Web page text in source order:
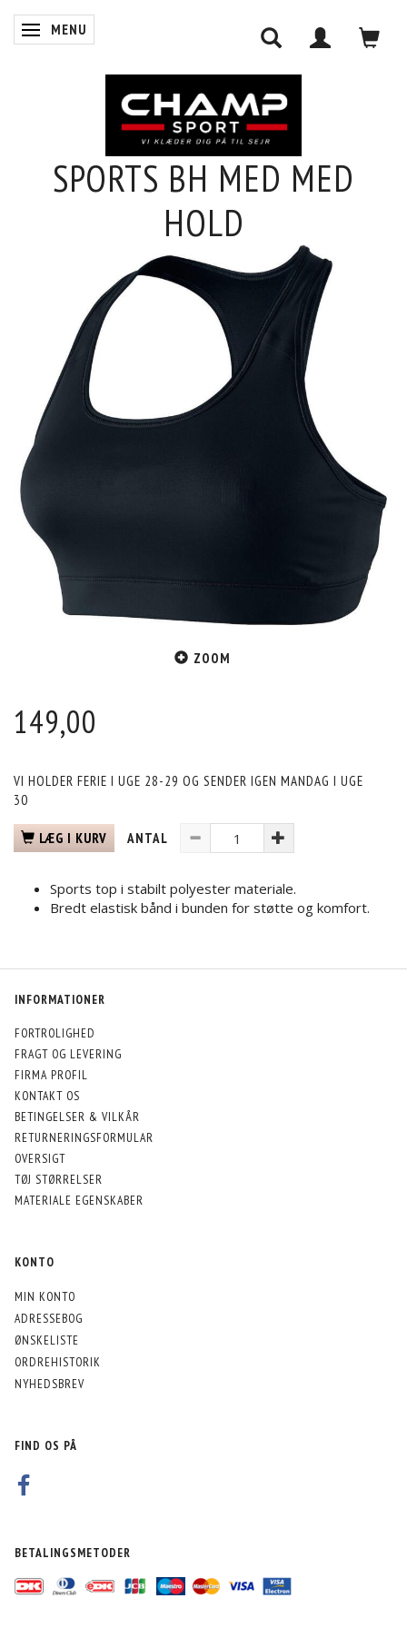
SKIFTE NAVIGATION
MENU
SPORTS BH MED MED
HOLD
ZOOM
149,00
VI HOLDER FERIE I UGE 28-29 OG SENDER IGEN MANDAG I UGE
30
LÆG I KURV ANTAL
Sports top i stabilt polyester materiale.
Bredt elastisk bånd i bunden for støtte og komfort.
INFORMATIONER
FORTROLIGHED
FRAGT OG LEVERING
FIRMA PROFIL
KONTAKT OS
BETINGELSER & VILKÅR
RETURNERINGSFORMULAR
OVERSIGT
TØJ STØRRELSER
MATERIALE EGENSKABER
KONTO
MIN KONTO
ADRESSEBOG
ØNSKELISTE
ORDREHISTORIK
NYHEDSBREV
FIND OS PÅ
BETALINGSMETODER